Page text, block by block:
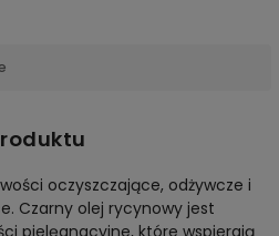
oczyszczające, odżywcze i
Czarny olej rycynowy jest